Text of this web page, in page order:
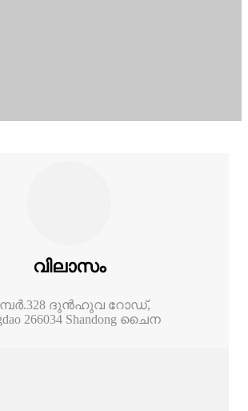
വിലാസം
ദുൻഹുവ റോഡ്,
266034 Shandong ചൈന